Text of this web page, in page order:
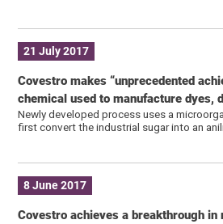
21 July 2017
Covestro makes “unprecedented
chemical used to manufacture dyes,
Newly developed process uses a
first convert the industrial sugar into an
8 June 2017
Covestro achieves a breakthrough in